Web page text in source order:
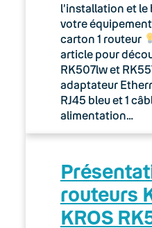
l’installation et
votre
carton 1 routeur
article pour
RK507lw et
adaptateur
RJ45 bleu et 1
alimentation…
routeurs
KROS